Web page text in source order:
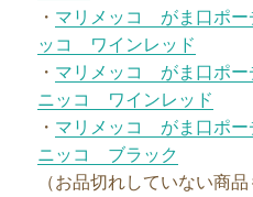
・ マリメッコ がま口ポ
ッコ ワインレッド
・ マリメッコ がま口ポ
ニッコ ワインレッド
・ マリメッコ がま口ポ
ニッコ ブラック
（お品切れしていない商品